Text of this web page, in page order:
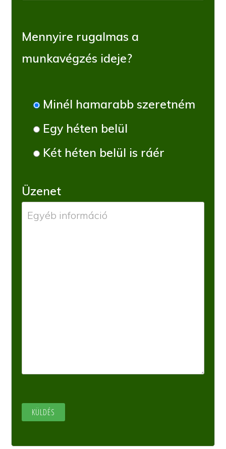
Mennyire rugalmas a
munkavégzés ideje?
Minél hamarabb szeretném
Egy héten belül
Két héten belül is ráér
Üzenet